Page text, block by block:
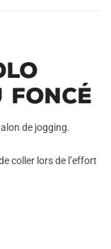
Foncé
de jogging.
coller lors de l’effort